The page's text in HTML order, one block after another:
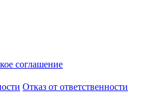
соглашение
Отказ от ответственности